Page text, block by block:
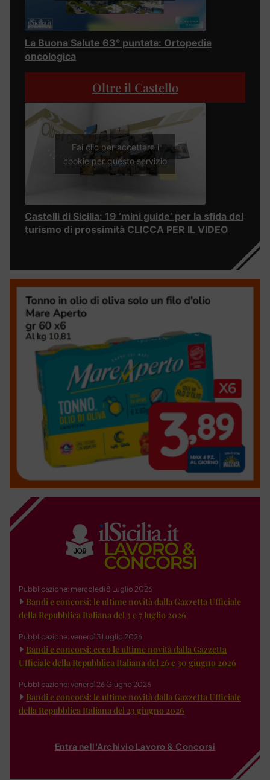
La Buona Salute 63° puntata: Ortopedia
oncologica
Oltre il Castello
Fai clic per accettare i
cookie per questo servizio
Castelli di Sicilia: 19 ‘mini guide’ per la sfida del
turismo di prossimità CLICCA PER IL VIDEO
Pubblicazione: mercoledì 8 Luglio 2026
Bandi e concorsi: le ultime novità dalla Gazzetta Ufficiale
della Repubblica Italiana del 3 e 7 luglio 2026
Pubblicazione: venerdì 3 Luglio 2026
Bandi e concorsi: ecco le ultime novità dalla Gazzetta
Ufficiale della Repubblica Italiana del 26 e 30 giugno 2026
Pubblicazione: venerdì 26 Giugno 2026
Bandi e concorsi: le ultime novità dalla Gazzetta Ufficiale
della Repubblica Italiana del 23 giugno 2026
Entra nell'Archivio Lavoro & Concorsi